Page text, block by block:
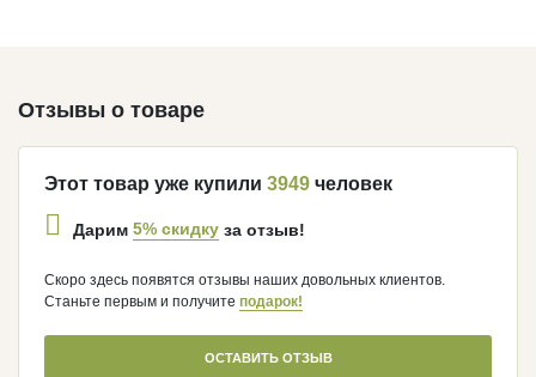
Отзывы о товаре
Этот товар уже купили 3949 человек
Дарим 5% скидку за отзыв!
Скоро здесь появятся отзывы наших довольных клиентов.
Станьте первым и получите подарок!
ОСТАВИТЬ ОТЗЫВ